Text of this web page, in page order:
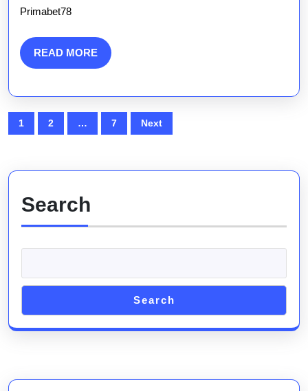
Primabet78
READ MOREREAD
MORE
Posts
pagination
1 2 … 7 Next
Search
Search